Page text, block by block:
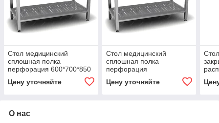
Стол медицинский
сплошная полка
перфорация 600*700*850
Цену уточняйте
Стол медицинский
сплошная полка
перфорация
Цену уточняйте
О нас